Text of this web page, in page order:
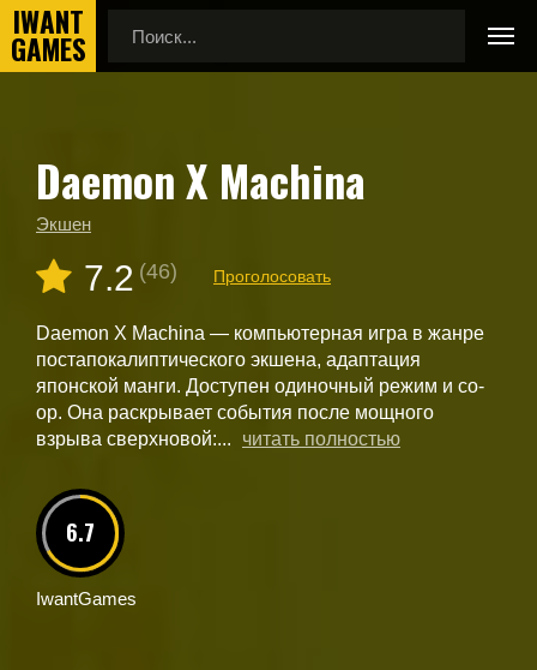
Главная
Новые игры
Daemon X Machina
Daemon X Machina
Экшен
7.2 (46) Проголосовать
Daemon X Machina — компьютерная игра в жанре
постапокалиптического экшена, адаптация
японской манги. Доступен одиночный режим и co-
op. Она раскрывает события после мощного
взрыва сверхновой:...
читать полностью
6.7
IwantGames